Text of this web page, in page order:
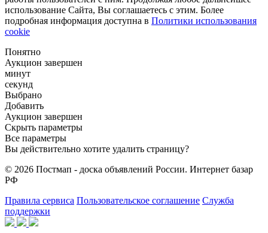
использование Сайта, Вы соглашаетесь с этим. Более
подробная информация доступна в Политики использования
cookie
Понятно
Аукцион завершен
минут
секунд
Выбрано
Добавить
Аукцион завершен
Скрыть параметры
Все параметры
Вы действительно хотите удалить страницу?
© 2026 Постмап - доска объявлений России. Интернет базар
РФ
Правила сервиса Пользовательское соглашение Служба
поддержки